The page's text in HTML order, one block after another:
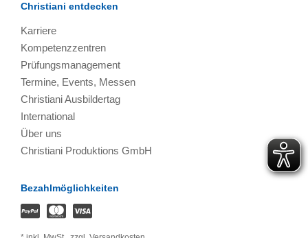
Christiani entdecken
Karriere
Kompetenzzentren
Prüfungsmanagement
Termine, Events, Messen
Christiani Ausbildertag
International
Über uns
Christiani Produktions GmbH
Bezahlmöglichkeiten